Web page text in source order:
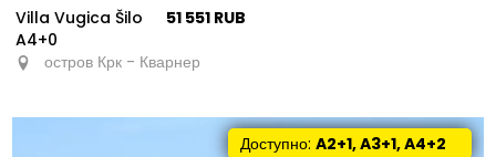
Villa Vugica Šilo
A4+0
51 551 RUB
остров Крк - Кварнер
Доступно:A2+1, A3+1, A4+2